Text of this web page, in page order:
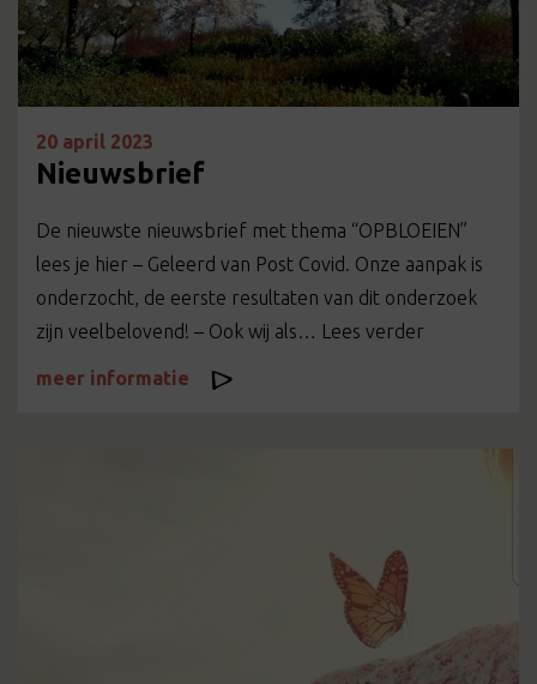
20 april 2023
Nieuwsbrief
De nieuwste nieuwsbrief met thema “OPBLOEIEN”
lees je hier – Geleerd van Post Covid. Onze aanpak is
onderzocht, de eerste resultaten van dit onderzoek
zijn veelbelovend! – Ook wij als… Lees verder
meer informatie